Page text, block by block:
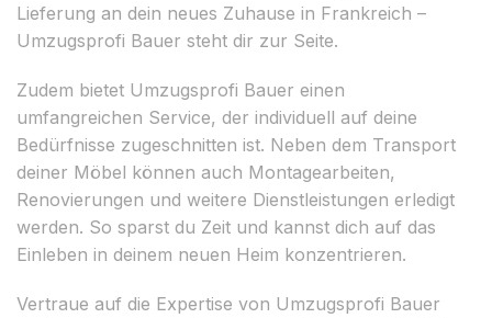
Lieferung an dein neues Zuhause in Frankreich –
Umzugsprofi Bauer steht dir zur Seite.
Zudem bietet Umzugsprofi Bauer einen
umfangreichen Service, der individuell auf deine
Bedürfnisse zugeschnitten ist. Neben dem Transport
deiner Möbel können auch Montagearbeiten,
Renovierungen und weitere Dienstleistungen erledigt
werden. So sparst du Zeit und kannst dich auf das
Einleben in deinem neuen Heim konzentrieren.
Vertraue auf die Expertise von Umzugsprofi Bauer